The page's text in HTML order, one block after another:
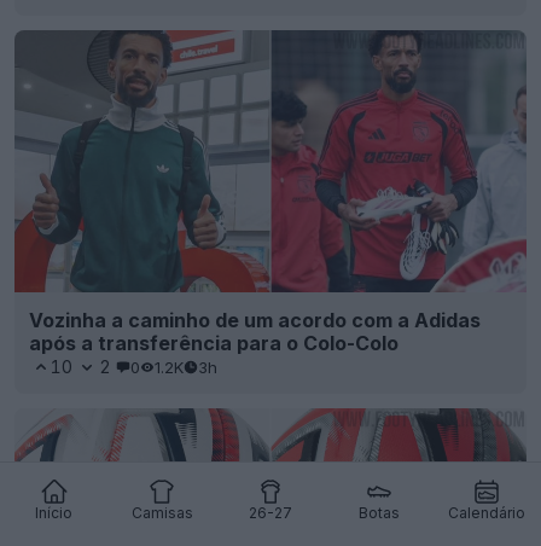
Início Camisas 26-27 Botas Calendário
Vozinha a caminho de um acordo com a Adidas
após a transferência para o Colo-Colo
10 2 0 1.2K 3h